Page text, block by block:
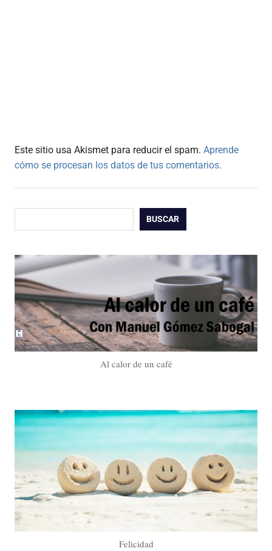
Este sitio usa Akismet para reducir el spam. Aprende
cómo se procesan los datos de tus comentarios.
BUSCAR
Al calor de un café
Felicidad